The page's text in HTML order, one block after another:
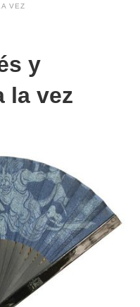
VEZ
y
la vez